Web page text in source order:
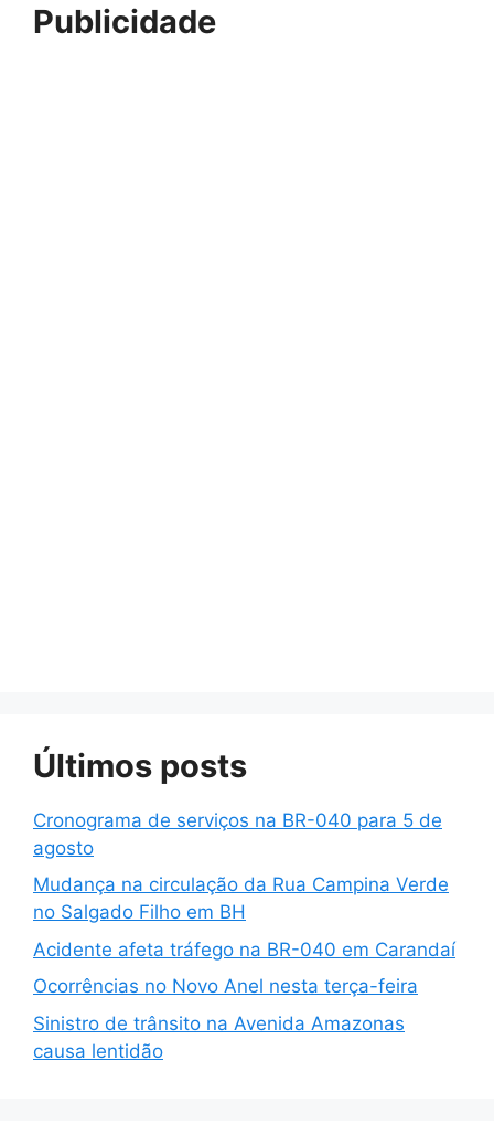
Publicidade
Últimos posts
Cronograma de serviços na BR-040 para 5 de
agosto
Mudança na circulação da Rua Campina Verde
no Salgado Filho em BH
Acidente afeta tráfego na BR-040 em Carandaí
Ocorrências no Novo Anel nesta terça-feira
Sinistro de trânsito na Avenida Amazonas
causa lentidão